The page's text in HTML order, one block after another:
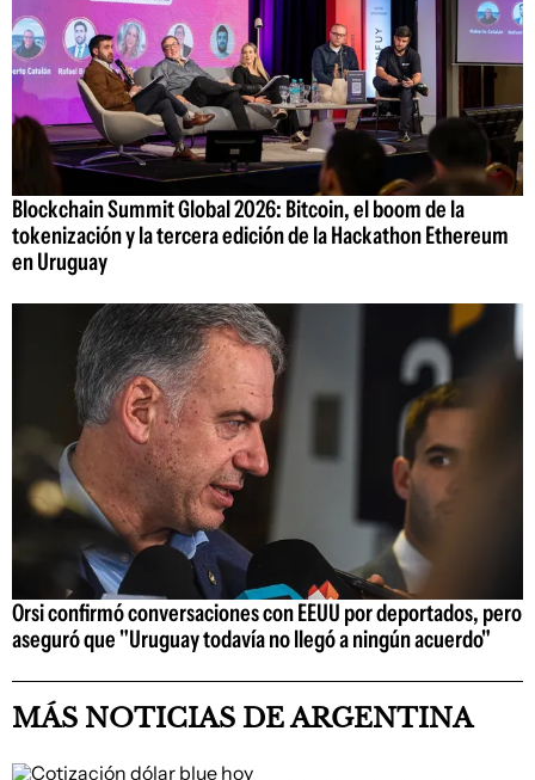
Blockchain Summit Global 2026: Bitcoin, el boom de la
tokenización y la tercera edición de la Hackathon Ethereum
en Uruguay
Orsi confirmó conversaciones con EEUU por deportados, pero
aseguró que "Uruguay todavía no llegó a ningún acuerdo"
MÁS NOTICIAS DE ARGENTINA